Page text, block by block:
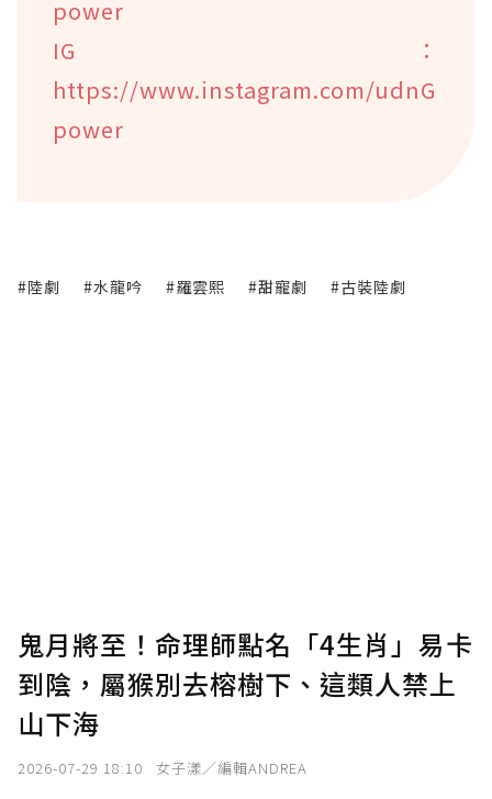
power
IG：
https://www.instagram.com/udnG
power
#陸劇 #水龍吟 #羅雲熙 #甜寵劇 #古裝陸劇
鬼月將至！命理師點名「4生肖」易卡
到陰，屬猴別去榕樹下、這類人禁上
山下海
2026-07-29 18:10 女子漾／編輯ANDREA